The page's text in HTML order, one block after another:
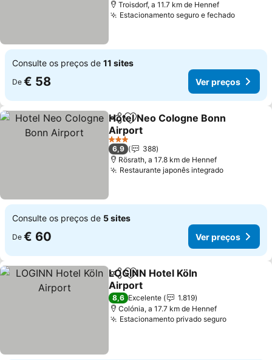
Troisdorf, a 11.7 km de Hennef
Estacionamento seguro e fechadoVer
Consulte os preços de 11 sites
De € 58 Ver preços
PartilharAdicionar aos favoritos
Hotel Neo Cologne Bonn
Airport
Ver preços
3 Estrelas
6,9
388
Rösrath, a 17.8 km de Hennef
Restaurante japonês integradoVer
Consulte os preços de 5 sites
De € 60 Ver preços
PartilharAdicionar aos favoritos
LOGINN Hotel Köln
Airport
Ver preços
8,6 Excelente
1.819
Colónia, a 17.7 km de Hennef
Estacionamento privado seguroVer